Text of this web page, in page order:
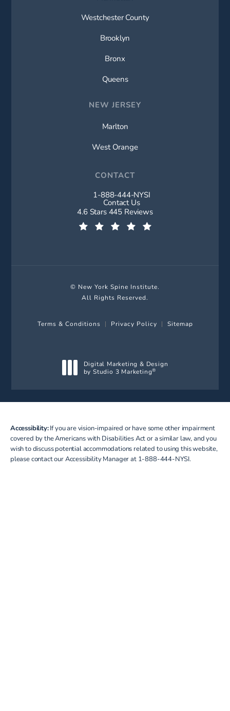
Westchester County
Brooklyn
Bronx
Queens
NEW JERSEY
Marlton
West Orange
CONTACT
Call New York Spine Institute on
1-888-444-NYSI
Contact Us
New York Spine Institute reviews:
4.6 Stars 445 Reviews
© New York Spine Institute.
All Rights Reserved.
Terms & Conditions Privacy Policy Sitemap
Digital Marketing & Design
by Studio 3 Marketing®
Accessibility:If you are vision-impaired or have some other impairment
covered by the Americans with Disabilities Act or a similar law, and you
wish to discuss potential accommodations related to using this website,
please contact our Accessibility Manager at 1-888-444-NYSI.